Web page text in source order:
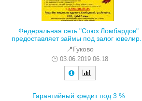
Федеральная сеть "Союз Ломбардов"
предоставляет займы под залог ювелир...
📍Гуково
03.06.2019 06:18
Гарантийный кредит под 3 %